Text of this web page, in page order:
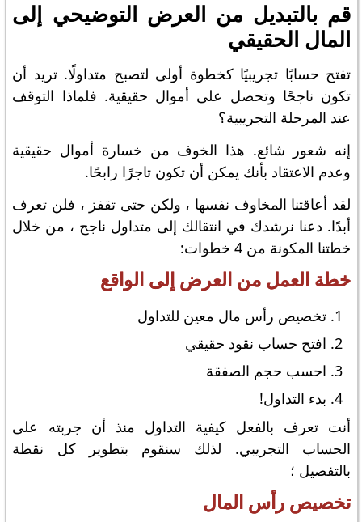
قم بالتبديل من العرض التوضيحي إلى
المال الحقيقي
تفتح حسابًا تجريبيًا كخطوة أولى لتصبح متداولًا. تريد أن
تكون ناجحًا وتحصل على أموال حقيقية. فلماذا التوقف
عند المرحلة التجريبية؟
إنه شعور شائع. هذا الخوف من خسارة أموال حقيقية
وعدم الاعتقاد بأنك يمكن أن تكون تاجرًا رابحًا.
لقد أعاقتنا المخاوف نفسها ، ولكن حتى تقفز ، فلن تعرف
أبدًا. دعنا نرشدك في انتقالك إلى متداول ناجح ، من خلال
خطتنا المكونة من 4 خطوات:
خطة العمل من العرض إلى الواقع
تخصيص رأس مال معين للتداول
افتح حساب نقود حقيقي
احسب حجم الصفقة
بدء التداول!
أنت تعرف بالفعل كيفية التداول منذ أن جربته على
الحساب التجريبي. لذلك سنقوم بتطوير كل نقطة
بالتفصيل ؛
تخصيص رأس المال